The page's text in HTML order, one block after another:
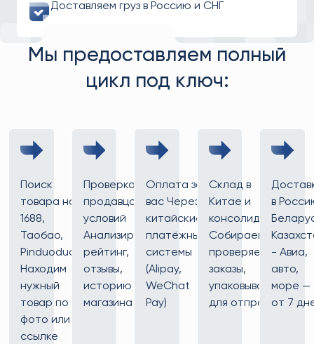
Доставляем груз в Россию и СНГ
Мы предоставляем полный
цикл под ключ:
Поиск
товара на
1688,
Таобао,
Pinduoduo
Находим
нужный
товар по
фото или
ссылке
Проверка
продавцов и
условий
Анализируем
рейтинг,
отзывы,
историю
магазина
Оплата за
вас Через
китайские
платёжные
системы
(Alipay,
WeChat
Pay)
Склад в
Китае и
консолидация
Собираем и
проверяем
заказы,
упаковываем
для отправки
в
- Авиа,
авто,
море —
от 7